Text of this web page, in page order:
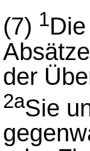
(7) 1
der
2aSie